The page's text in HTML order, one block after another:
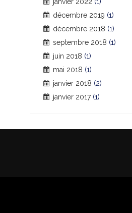
décembre 2019 (1)
décembre 2018 (1)
septembre 2018 (1)
juin 2018 (1)
mai 2018 (1)
janvier 2018 (2)
janvier 2017(1)